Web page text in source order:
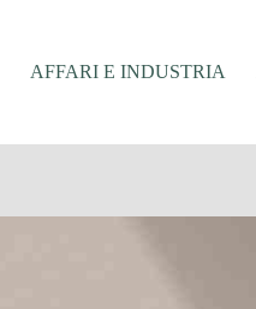
AFFARI E INDUSTRIA